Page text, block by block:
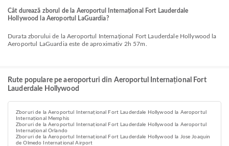
Cât durează zborul de la Aeroportul Internațional Fort Lauderdale
Hollywood la Aeroportul LaGuardia?
Durata zborului de la Aeroportul Internațional Fort Lauderdale Hollywood la
Aeroportul LaGuardia este de aproximativ 2h 57m.
Rute populare pe aeroporturi din Aeroportul Internațional Fort
Lauderdale Hollywood
Zboruri de la Aeroportul Internațional Fort Lauderdale Hollywood la Aeroportul
Internațional Memphis
Zboruri de la Aeroportul Internațional Fort Lauderdale Hollywood la Aeroportul
Internațional Orlando
Zboruri de la Aeroportul Internațional Fort Lauderdale Hollywood la Jose Joaquin
de Olmedo International Airport